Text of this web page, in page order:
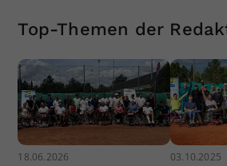
Top-Themen der
18.06.2026 03.10.2025